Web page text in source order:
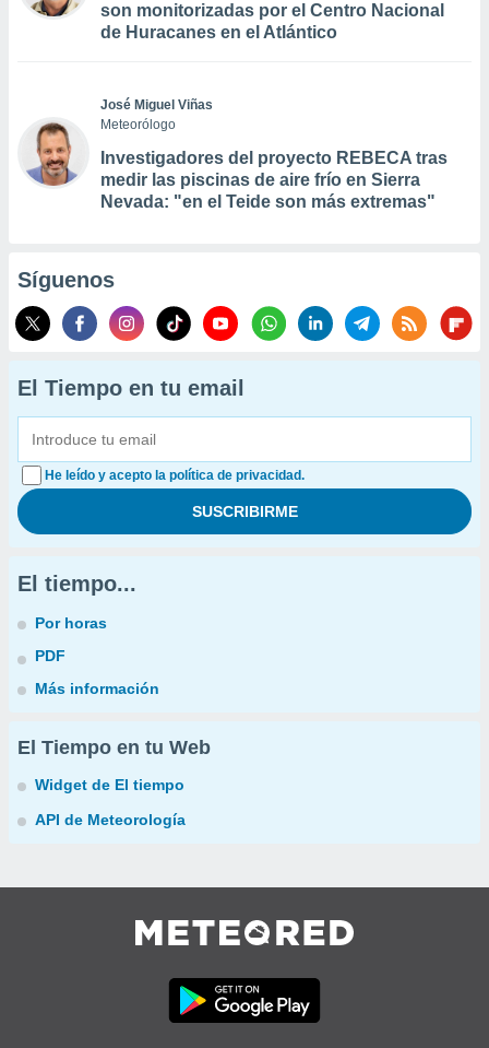
son monitorizadas por el Centro Nacional
de Huracanes en el Atlántico
José Miguel Viñas
Meteorólogo
Investigadores del proyecto REBECA tras
medir las piscinas de aire frío en Sierra
Nevada: "en el Teide son más extremas"
Síguenos
El Tiempo en tu email
He leído y acepto la política de privacidad.
El tiempo...
Por horas
PDF
Más información
El Tiempo en tu Web
Widget de El tiempo
API de Meteorología